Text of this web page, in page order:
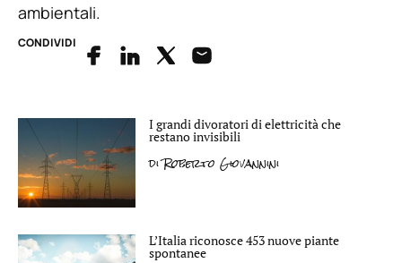
ambientali.
CONDIVIDI
I grandi divoratori di elettricità che
restano invisibili
diRoberto Giovannini
L’Italia riconosce 453 nuove piante
spontanee